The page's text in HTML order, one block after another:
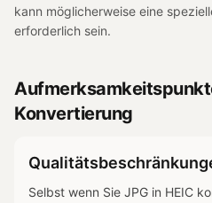
kann möglicherweise eine
erforderlich sein.
Konvertierung
Selbst wenn Sie JPG in HEIC